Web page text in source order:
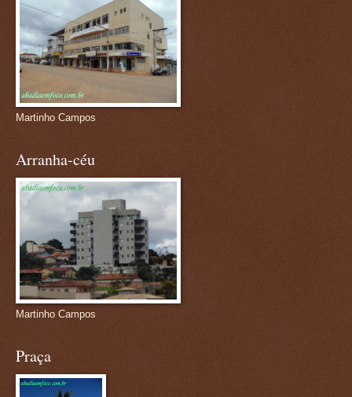
Martinho Campos
Arranha-céu
Martinho Campos
Praça